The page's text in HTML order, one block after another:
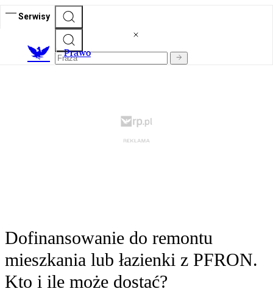
Serwisy
Prawo
Dofinansowanie do remontu
mieszkania lub łazienki z PFRON.
Kto i ile może dostać?